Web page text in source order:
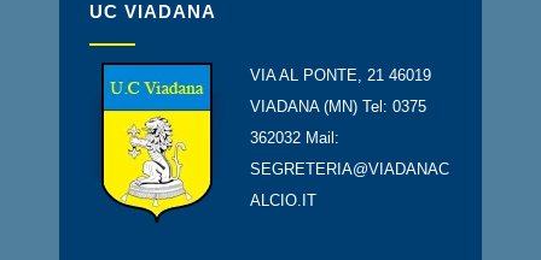
UC VIADANA
VIA AL PONTE, 21 46019
VIADANA (MN) Tel: 0375
362032 Mail:
SEGRETERIA@VIADANAC
ALCIO.IT